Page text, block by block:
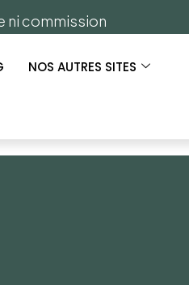
ni commission
NOS AUTRES SITES